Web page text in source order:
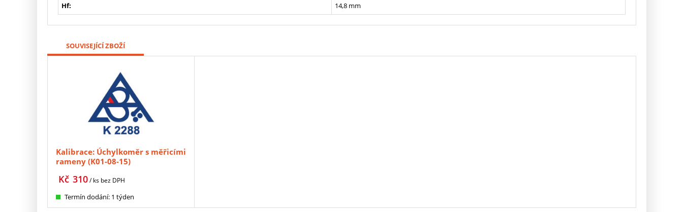
Hf:
14,8 mm
SOUVISEJÍCÍ ZBOŽÍ
Kalibrace: Úchylkoměr s měřicími
rameny (K01-08-15)
310
Kč / ks bez DPH
Termín dodání: 1 týden